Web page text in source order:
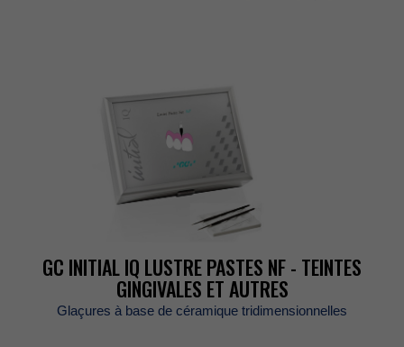
GCINITIALIQLUSTREPASTESNF-TEINTES
GINGIVALESETAUTRES
Glaçuresàbasedecéramiquetridimensionnelles